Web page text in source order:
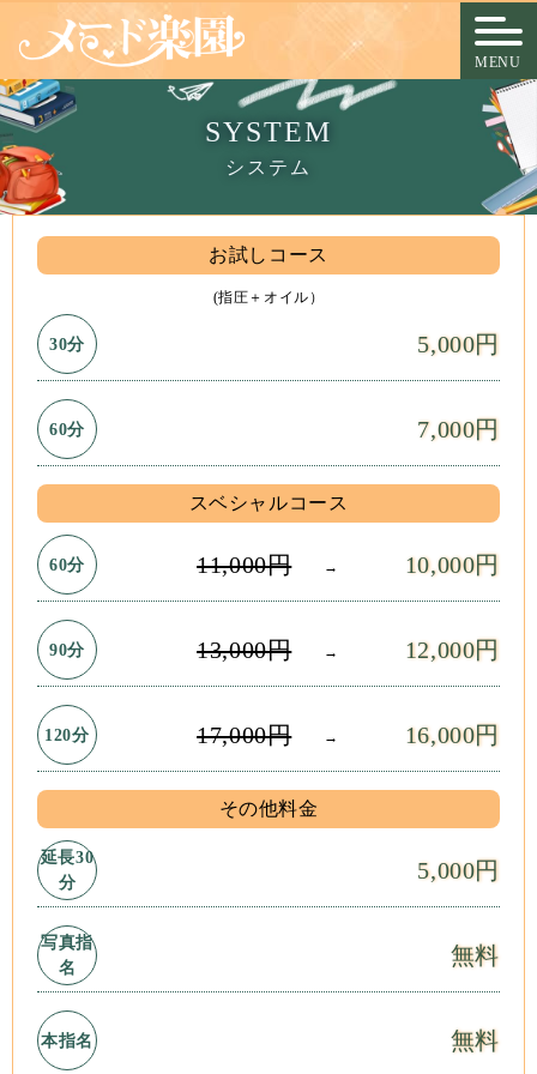
MENU
SYSTEM
システム
お試しコース
(指圧＋オイル）
30分 5,000円
60分 7,000円
スベシャルコース
60分 11,000円 → 10,000円
90分 13,000円 → 12,000円
120分 17,000円 → 16,000円
その他料金
延長30
分
5,000円
写真指
名
無料
本指名 無料